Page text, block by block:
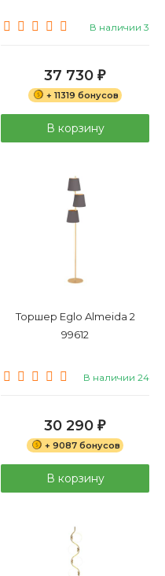
В наличии 3
37 730 ₽
+ 11319 бонусов
В корзину
Торшер Eglo Almeida 2
99612
В наличии 24
30 290 ₽
+ 9087 бонусов
В корзину